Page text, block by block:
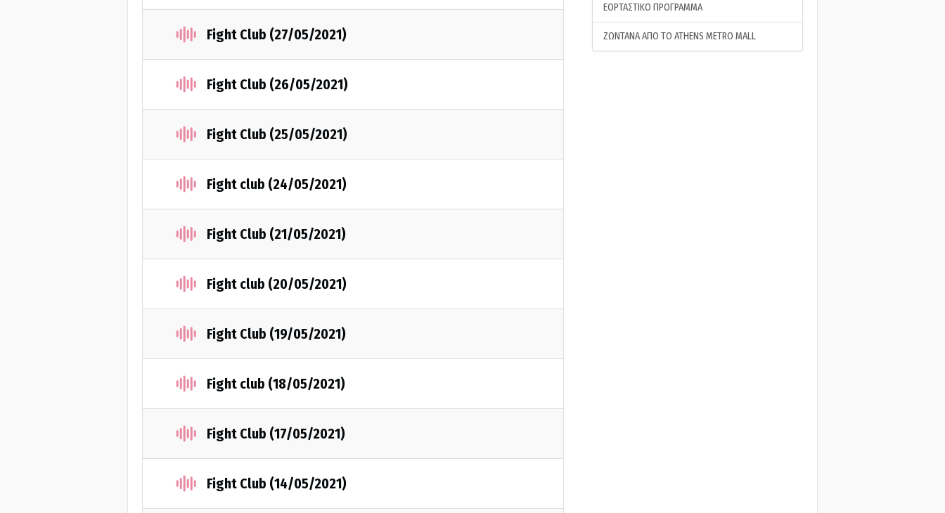
Fight Club (27/05/2021)
Fight Club (26/05/2021)
Fight Club (25/05/2021)
Fight club (24/05/2021)
Fight Club (21/05/2021)
Fight club (20/05/2021)
Fight Club (19/05/2021)
Fight club (18/05/2021)
Fight Club (17/05/2021)
Fight Club (14/05/2021)
ΕΟΡΤΑΣΤΙΚΟ ΠΡΟΓΡΑΜΜΑ
ΖΩΝΤΑΝΑ ΑΠΟ ΤΟ ATHENS METRO MALL